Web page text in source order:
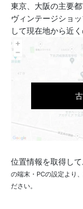
東京、大阪の主要
ヴィンテージショ
して現在地から近
位置情報を取得し
の端末・PCの設定より
ださい。